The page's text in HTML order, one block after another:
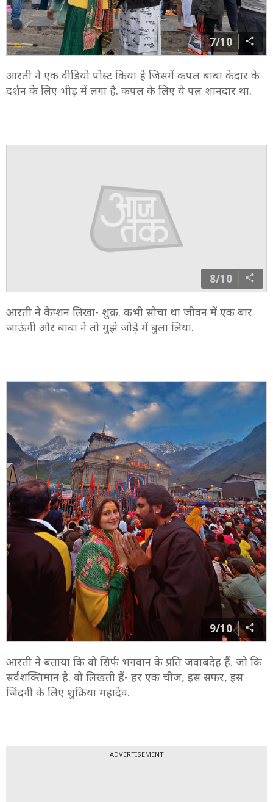
7/10
आरती ने एक वीडियो पोस्ट किया है जिसमें कपल बाबा केदार के
दर्शन के लिए भीड़ में लगा है. कपल के लिए ये पल शानदार था.
8/10
आरती ने कैप्शन लिखा- शुक्र. कभी सोचा था जीवन में एक बार
जाऊंगी और बाबा ने तो मुझे जोड़े में बुला लिया.